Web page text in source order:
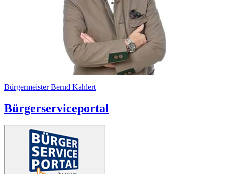
Bürgermeister Bernd Kahlert
Bürgerserviceportal